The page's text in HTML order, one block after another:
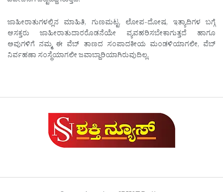
ಜಾಹೀರಾತುಗಳಲ್ಲಿನ ಮಾಹಿತಿ, ಗುಣಮಟ್ಟ, ಲೋಪ-ದೋಷ, ಇತ್ಯಾದಿಗಳ ಬಗ್ಗೆ
ಆಸಕ್ತರು ಜಾಹೀರಾತುದಾರರೊಡನೆಯೇ ವ್ಯವಹರಿಸಬೇಕಾಗುತ್ತದೆ ಹಾಗೂ
ಅವುಗಳಿಗೆ ನಮ್ಮ ಈ ವೆಬ್ ತಾಣದ ಸಂಪಾದಕೀಯ ಮಂಡಳಿಯಾಗಲೀ, ವೆಬ್
ನಿರ್ವಹಣಾ ಸಂಸ್ಥೆಯಾಗಲೀ ಜವಾಬ್ದಾರಿಯಾಗಿರುವುದಿಲ್ಲ.